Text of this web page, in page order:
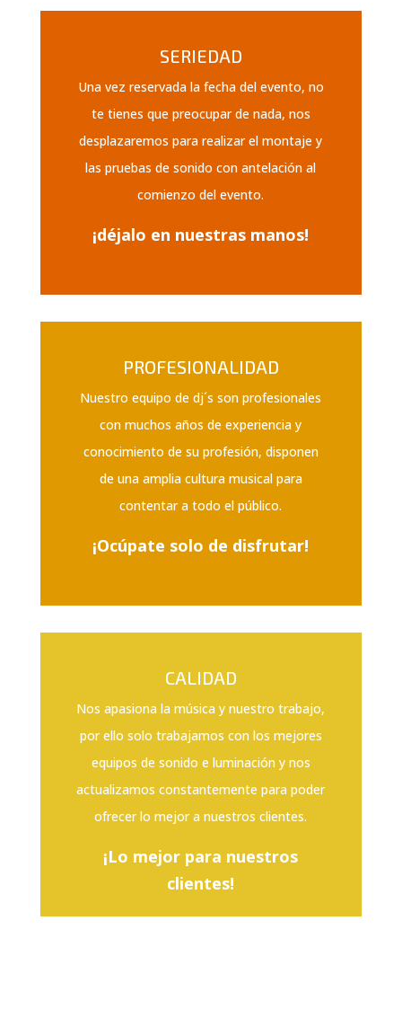
SERIEDAD
Una vez reservada la fecha del evento, no
te tienes que preocupar de nada, nos
desplazaremos para realizar el montaje y
las pruebas de sonido con antelación al
comienzo del evento.
¡déjalo en nuestras manos!
PROFESIONALIDAD
Nuestro equipo de dj´s son profesionales
con muchos años de experiencia y
conocimiento de su profesión, disponen
de una amplia cultura musical para
contentar a todo el público.
¡Ocúpate solo de disfrutar!
CALIDAD
Nos apasiona la música y nuestro trabajo,
por ello solo trabajamos con los mejores
equipos de sonido e luminación y nos
actualizamos constantemente para poder
ofrecer lo mejor a nuestros clientes.
¡Lo mejor para nuestros
clientes!